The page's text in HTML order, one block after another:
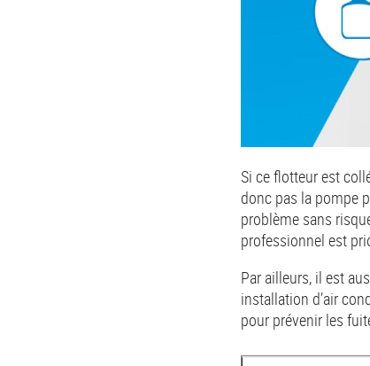
Si ce flotteur est
donc pas la pompe
problème sans
professionnel est
Par ailleurs, il est
installation d’air
pour prévenir les